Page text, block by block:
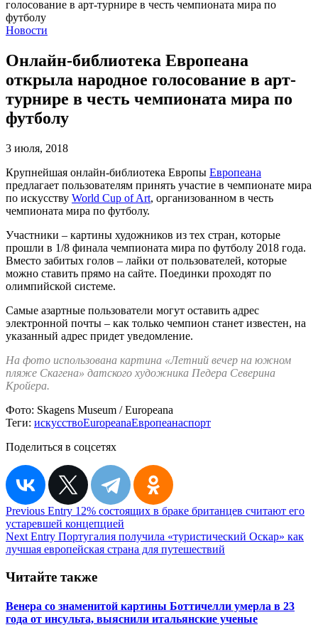
Новости
Онлайн-библиотека Европеана
открыла народное голосование в арт-
турнире в честь чемпионата мира по
футболу
3 июля, 2018
Крупнейшая онлайн-библиотека Европы Европеана
предлагает пользователям принять участие в чемпионате мира
по искусству World Cup of Art, организованном в честь
чемпионата мира по футболу.
Участники – картины художников из тех стран, которые
прошли в 1/8 финала чемпионата мира по футболу 2018 года.
Вместо забитых голов – лайки от пользователей, которые
можно ставить прямо на сайте. Поединки проходят по
олимпийской системе.
Самые азартные пользователи могут оставить адрес
электронной почты – как только чемпион станет известен, на
указанный адрес придет уведомление.
На фото использована картина «Летний вечер на южном
пляже Скагена» датского художника Педера Северина
Кройера.
Фото: Skagens Museum / Europeana
Теги: искусствоEuropeanaЕвропеанаспорт
Поделиться в соцсетях
Навигация
по
записям
Previous Entry 12% состоящих в браке британцев считают его
устаревшей концепцией
Next Entry Португалия получила «туристический Оскар» как
лучшая европейская страна для путешествий
Читайте также
Венера со знаменитой картины Боттичелли умерла в 23
года от инсульта, выяснили итальянские ученые